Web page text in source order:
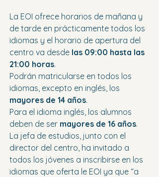
La EOI ofrece horarios de mañana y
de tarde en prácticamente todos los
idiomas y el horario de apertura del
centro va desde las 09:00 hasta las
21:00 horas.
Podrán matricularse en todos los
idiomas, excepto en inglés, los
mayores de 14 años.
Para el idioma inglés, los alumnos
deben de ser mayores de 16 años.
La jefa de estudios, junto con el
director del centro, ha invitado a
todos los jóvenes a inscribirse en los
idiomas que oferta le EOI ya que “a